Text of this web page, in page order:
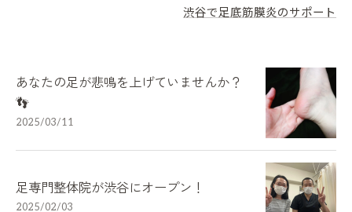
渋谷で足底筋膜炎のサポート
あなたの足が悲鳴を上げていませんか？
👣
2025/03/11
足専門整体院が渋谷にオープン！
2025/02/03